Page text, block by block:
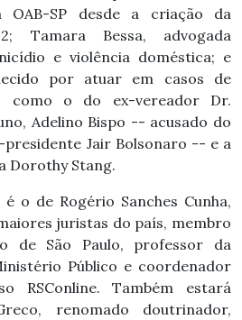
OAB-SP desde a criação da
Tamara Bessa, advogada
e violência doméstica; e
por atuar em casos de
como o do ex-vereador Dr.
Adelino Bispo -- acusado do
Jair Bolsonaro -- e a
Dorothy Stang.
o de Rogério Sanches Cunha,
juristas do país, membro
de São Paulo, professor da
Público e coordenador
RSConline. Também estará
renomado doutrinador,